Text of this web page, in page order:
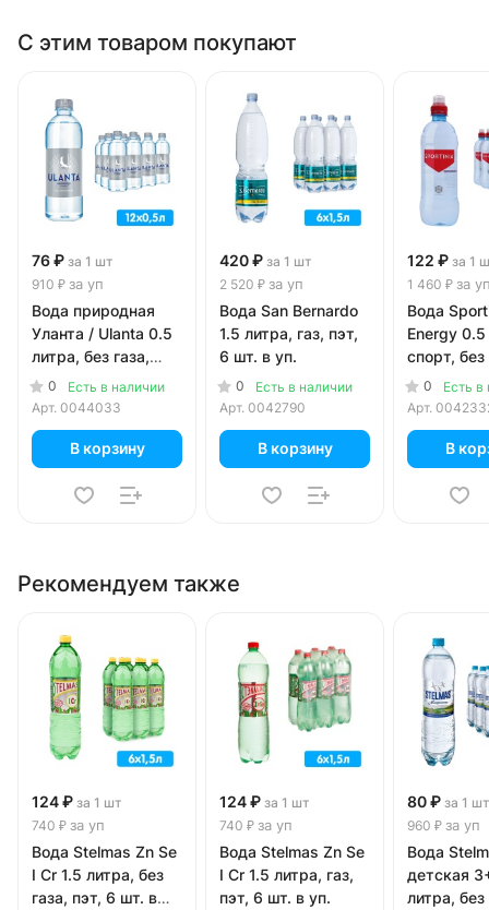
С этим товаром покупают
76 ₽ за 1 шт
910 ₽ за уп
Вода природная
Уланта / Ulanta 0.5
литра, без газа,
пэт, 12 шт. в уп.
0
Есть в наличии
Арт. 0044033
В корзину
420 ₽ за 1 шт
2 520 ₽ за уп
Вода San Bernardo
1.5 литра, газ, пэт,
6 шт. в уп.
0
Есть в наличии
Арт. 0042790
В корзину
122 ₽ за 1
1 460 ₽ за
Вода
Energy
спорт, без
пэт, 12
0
Есть в
Арт.
В
Рекомендуем также
124 ₽ за 1 шт
740 ₽ за уп
Вода Stelmas Zn Se
I Cr 1.5 литра, без
газа, пэт, 6 шт. в
124 ₽ за 1 шт
740 ₽ за уп
Вода Stelmas Zn Se
I Cr 1.5 литра, газ,
пэт, 6 шт. в уп.
80 ₽ за 1 шт
960 ₽ за уп
Вода
детская
литра, без